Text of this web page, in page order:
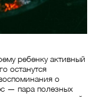
ребенку активный
останутся
о
— пара полезных